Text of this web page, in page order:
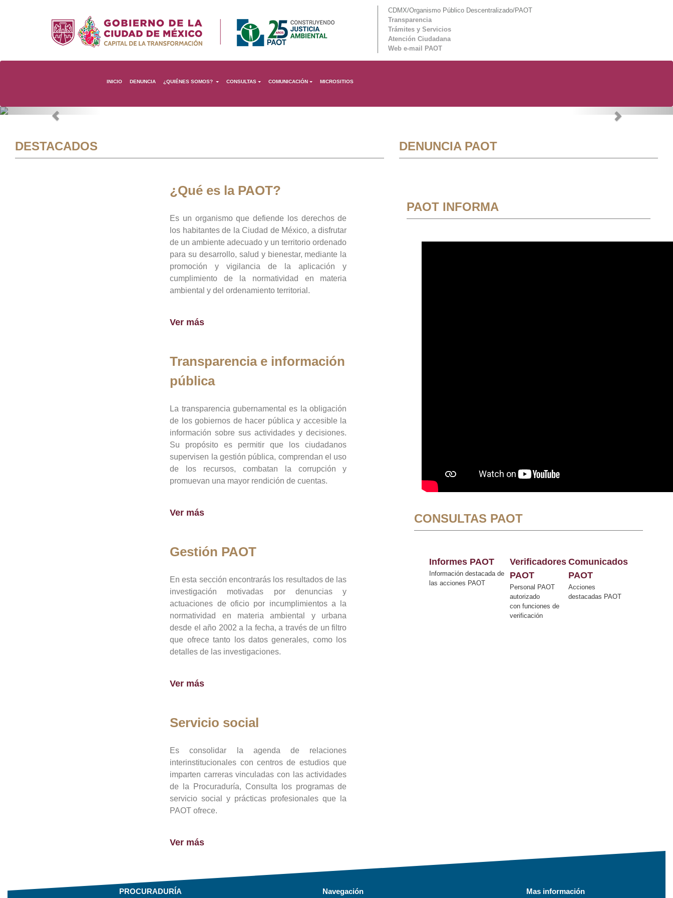
CDMX/Organismo Público Descentralizado/PAOT
Transparencia
Trámites y Servicios
Atención Ciudadana
Web e-mail PAOT
INICIO DENUNCIA ¿QUIÉNES SOMOS? CONSULTAS COMUNICACIÓN MICROSITIOS
Previous Next
DESTACADOS
¿Qué es la PAOT?
Es un organismo que defiende los derechos de
los habitantes de la Ciudad de México, a disfrutar
de un ambiente adecuado y un territorio ordenado
para su desarrollo, salud y bienestar, mediante la
promoción y vigilancia de la aplicación y
cumplimiento de la normatividad en materia
ambiental y del ordenamiento territorial.
Ver más
Transparencia e información
pública
La transparencia gubernamental es la obligación
de los gobiernos de hacer pública y accesible la
información sobre sus actividades y decisiones.
Su propósito es permitir que los ciudadanos
supervisen la gestión pública, comprendan el uso
de los recursos, combatan la corrupción y
promuevan una mayor rendición de cuentas.
Ver más
Gestión PAOT
En esta sección encontrarás los resultados de las
investigación motivadas por denuncias y
actuaciones de oficio por incumplimientos a la
normatividad en materia ambiental y urbana
desde el año 2002 a la fecha, a través de un filtro
que ofrece tanto los datos generales, como los
detalles de las investigaciones.
Ver más
Servicio social
Es consolidar la agenda de relaciones
interinstitucionales con centros de estudios que
imparten carreras vinculadas con las actividades
de la Procuraduría, Consulta los programas de
servicio social y prácticas profesionales que la
PAOT ofrece.
Ver más
DENUNCIA PAOT
PAOT INFORMA
CONSULTAS PAOT
Informes PAOT
Información destacada de
las acciones PAOT
Verificadores
PAOT
Personal PAOT
autorizado
con funciones de
verificación
Comunicados
PAOT
Acciones
destacadas PAOT
PROCURADURÍA Navegación Mas información